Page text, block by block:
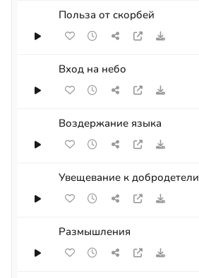
Польза от скорбей
Вход на небо
Воздержание языка
Увещевание к добродетели
Размышления